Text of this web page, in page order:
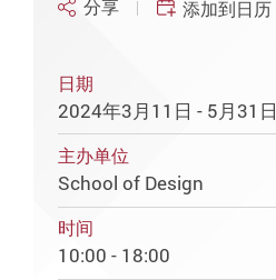
分享 添加到日历
日期
2024年3月11日 - 5月31日
主办单位
School of Design
时间
10:00 - 18:00